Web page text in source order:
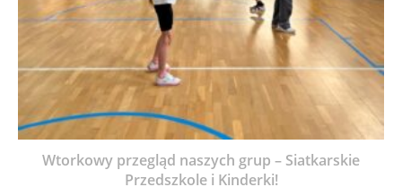
Wtorkowy przegląd naszych grup – Siatkarskie
Przedszkole i Kinderki!